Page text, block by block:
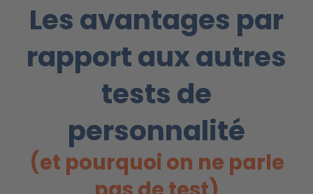
Les avantages par
rapport aux autres
tests de
personnalité
(et pourquoi on ne parle